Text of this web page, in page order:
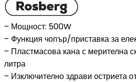
скорости+пулс,
Син/
бял
– Мощност: 500W
– Функция чопър/приставка за
– Пластмасова кана с мерителна
литра
– Изключително здрави остриета